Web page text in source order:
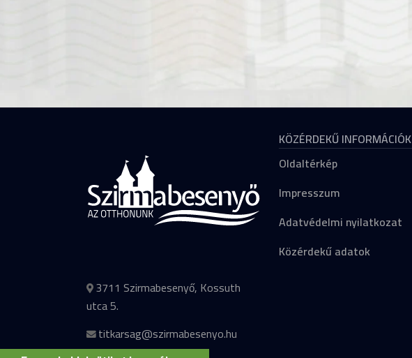
3711 Szirmabesenyő, Kossuth
utca 5.
titkarsag@szirmabesenyo.hu
KÖZÉRDEKŰ INFORMÁCIÓK
Oldaltérkép
Impresszum
Adatvédelmi nyilatkozat
Közérdekű adatok